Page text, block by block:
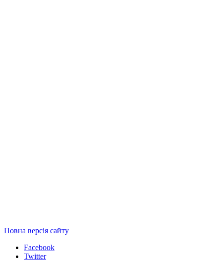
Повна версія сайту
Facebook
Twitter